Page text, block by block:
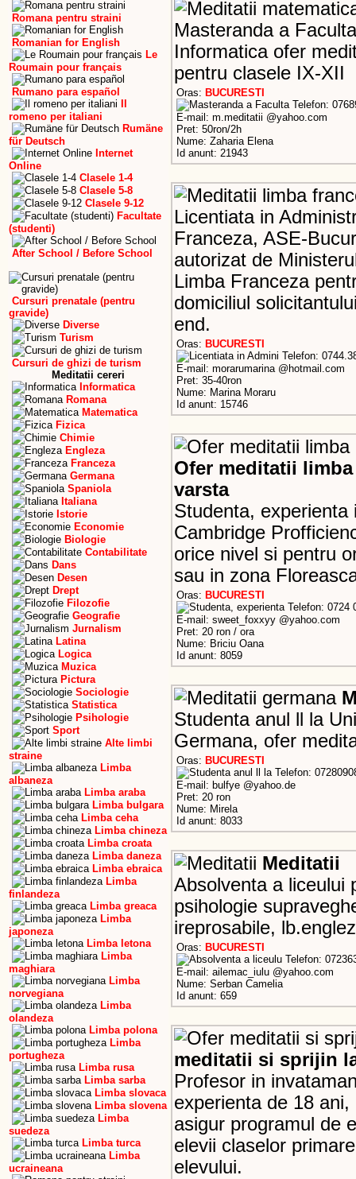
Romana pentru straini
Romanian for English
Le
Roumain pour français
Rumano para español
romeno per italiani
Rumäne
für Deutsch
Internet
Online
Clasele 1-4
Clasele 5-8
Clasele 9-12
Facultate
(studenti)
After School / Before School
Cursuri prenatale (pentru
gravide)
Diverse
Turism
Cursuri de ghizi de turism
Meditatii cereri
Informatica
Romana
Matematica
Fizica
Chimie
Engleza
Franceza
Germana
Spaniola
Italiana
Istorie
Economie
Biologie
Contabilitate
Dans
Desen
Drept
Filozofie
Geografie
Jurnalism
Latina
Logica
Muzica
Pictura
Sociologie
Statistica
Psihologie
Sport
Alte limbi
straine
Limba
albaneza
Limba araba
Limba bulgara
Limba ceha
Limba chineza
Limba croata
Limba daneza
Limba ebraica
Limba
finlandeza
Limba greaca
Limba
japoneza
Limba letona
Limba
maghiara
Limba
norvegiana
Limba
olandeza
Limba polona
Limba
portugheza
Limba rusa
Limba sarba
Limba slovaca
Limba slovena
Limba
suedeza
Limba turca
Limba
ucraineana
Masteranda a
Informatica ofer
pentru clasele IX-XII
Oras: BUCURESTI
Telefon:
E-mail: m.meditatii @yahoo.com
Pret: 50ron/2h
Nume: Zaharia Elena
Id anunt: 21943
Licentiata in
Franceza, ASE-
autorizat de
Limba Franceza
domiciliul
end.
Oras: BUCURESTI
Telefon:
E-mail: morarumarina @hotmail.com
Pret: 35-40ron
Nume: Marina Moraru
Id anunt: 15746
Ofer meditatii
varsta
Studenta,
Cambridge
orice nivel si pentru
sau in zona
Oras: BUCURESTI
Telefon: 0724
E-mail: sweet_foxxyy @yahoo.com
Pret: 20 ron / ora
Nume: Briciu Oana
Id anunt: 8059
Studenta anul ll la
Germana, ofer
Oras: BUCURESTI
Telefon:
E-mail: bulfye @yahoo.de
Pret: 20 ron
Nume: Mirela
Id anunt: 8033
Meditatii
Absolventa a liceului
psihologie
ireprosabile,
Oras: BUCURESTI
Telefon:
E-mail: ailemac_iulu @yahoo.com
Nume: Serban Camelia
Id anunt: 659
meditatii si sprijin
Profesor in
experienta de 18
asigur programul de
elevii claselor
elevului.